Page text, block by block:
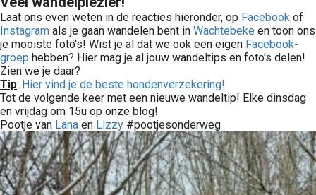
Laat ons even weten in de reacties hieronder, op Facebook of
Instagram als je gaan wandelen bent in Wachtebeke en toon ons
je mooiste foto's! Wist je al dat we ook een eigen Facebook-
groep hebben? Hier mag je al jouw wandeltips en foto's delen!
Zien we je daar?
Tip: Hier vind je de beste hondenverzekering!
Tot de volgende keer met een nieuwe wandeltip! Elke dinsdag
en vrijdag om 15u op onze blog!
Pootje van Lana en Lizzy #pootjesonderweg